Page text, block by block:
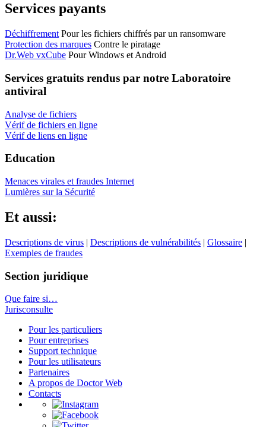
Services payants
Déchiffrement Pour les fichiers chiffrés par un ransomware
Protection des marques Contre le piratage
Dr.Web vxCube Pour Windows et Android
Services gratuits rendus par notre Laboratoire
antiviral
Analyse de fichiers
Vérif de fichiers en ligne
Vérif de liens en ligne
Education
Menaces virales et fraudes Internet
Lumières sur la Sécurité
Et aussi:
Descriptions de virus | Descriptions de vulnérabilités | Glossaire |
Exemples de fraudes
Section juridique
Que faire si…
Jurisconsulte
Pour les particuliers
Pour entreprises
Support technique
Pour les utilisateurs
Partenaires
A propos de Doctor Web
Contacts